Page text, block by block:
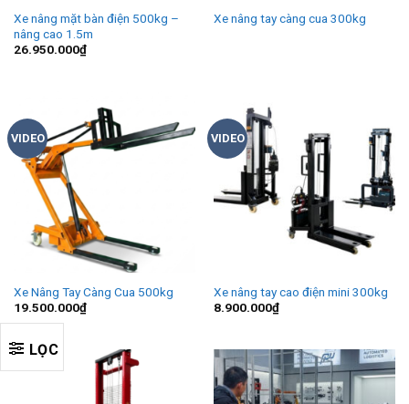
LỌC
Xe nâng mặt bàn điện 500kg –
nâng cao 1.5m
26.950.000₫
Xe nâng tay càng cua 300kg
VIDEO
Xe Nâng Tay Càng Cua 500kg
19.500.000₫
VIDEO
Xe nâng tay cao điện mini 300kg
8.900.000₫